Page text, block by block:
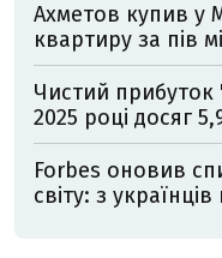
Ахметов купив у
квартиру за пів
Чистий прибуток
2025 році досяг
Forbes оновив
світу: з